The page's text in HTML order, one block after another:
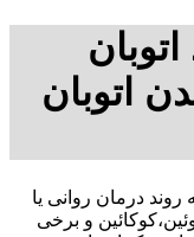
اتوبان
روند درمان روانی یا
و برخی